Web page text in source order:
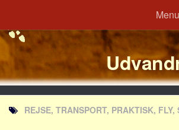
Portal
Udvandrerne.dk
Utvandrerne.no
Utvandrarna.se
Tyskland.dk
REJSE, TRANSPORT, PRAKTISK,